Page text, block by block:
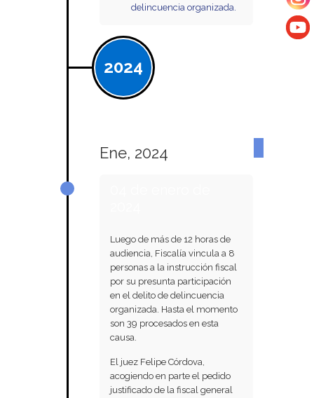
delincuencia organizada.
2024
Ene, 2024
Luego de más de 12 horas de
audiencia, Fiscalía vincula a 8
personas a la instrucción fiscal
por su presunta participación
en el delito de delincuencia
organizada. Hasta el momento
son 39 procesados en esta
causa.
El juez Felipe Córdova,
acogiendo en parte el pedido
justificado de la fiscal general